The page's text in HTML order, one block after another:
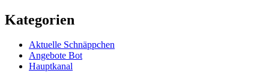
Kategorien
Aktuelle Schnäppchen
Angebote Bot
Hauptkanal